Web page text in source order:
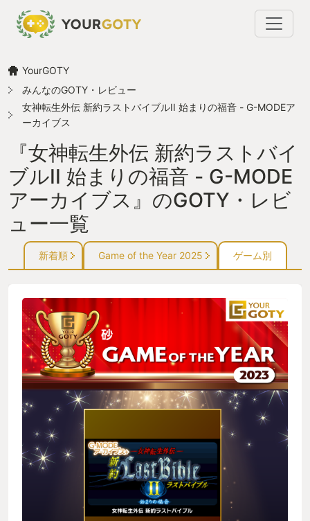
YourGOTY
みんなのGOTY・レビュー
女神転生外伝 新約ラストバイブルII 始まりの福音 - G-MODEア
ーカイブス
『女神転生外伝 新約ラストバイ
ブルII 始まりの福音 - G-MODE
アーカイブス』のGOTY・レビ
ュー一覧
新着順 Game of the Year 2025 ゲーム別